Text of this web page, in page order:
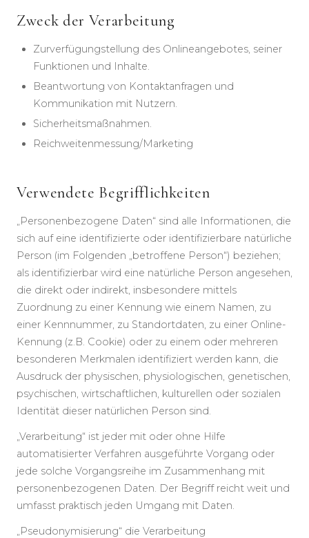
Zweck der Verarbeitung
Zurverfügungstellung des Onlineangebotes, seiner
Funktionen und Inhalte.
Beantwortung von Kontaktanfragen und
Kommunikation mit Nutzern.
Sicherheitsmaßnahmen.
Reichweitenmessung/Marketing
Verwendete Begrifflichkeiten
„Personenbezogene Daten“ sind alle Informationen, die
sich auf eine identifizierte oder identifizierbare natürliche
Person (im Folgenden „betroffene Person“) beziehen;
als identifizierbar wird eine natürliche Person angesehen,
die direkt oder indirekt, insbesondere mittels
Zuordnung zu einer Kennung wie einem Namen, zu
einer Kennnummer, zu Standortdaten, zu einer Online-
Kennung (z.B. Cookie) oder zu einem oder mehreren
besonderen Merkmalen identifiziert werden kann, die
Ausdruck der physischen, physiologischen, genetischen,
psychischen, wirtschaftlichen, kulturellen oder sozialen
Identität dieser natürlichen Person sind.
„Verarbeitung“ ist jeder mit oder ohne Hilfe
automatisierter Verfahren ausgeführte Vorgang oder
jede solche Vorgangsreihe im Zusammenhang mit
personenbezogenen Daten. Der Begriff reicht weit und
umfasst praktisch jeden Umgang mit Daten.
„Pseudonymisierung“ die Verarbeitung